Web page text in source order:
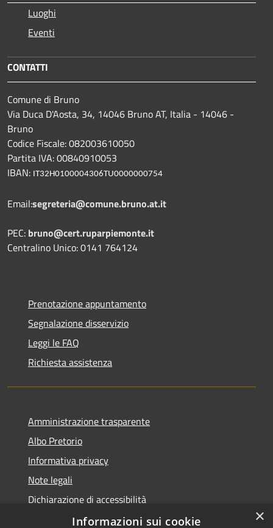
Luoghi
Eventi
CONTATTI
Comune di Bruno
Via Duca D'Aosta, 34, 14046 Bruno AT, Italia - 14046 -
Bruno
Codice Fiscale: 082003610050
Partita IVA: 00840910053
IBAN: IT32H0100004306TU0000000754
Email:segreteria@comune.bruno.at.it
PEC: bruno@cert.ruparpiemonte.it
Centralino Unico: 0141 764124
Prenotazione appuntamento
Segnalazione disservizio
Leggi le FAQ
Richiesta assistenza
Amministrazione trasparente
Albo Pretorio
Informativa privacy
Note legali
Dichiarazione di accessibilità
×
Informazioni sui cookie